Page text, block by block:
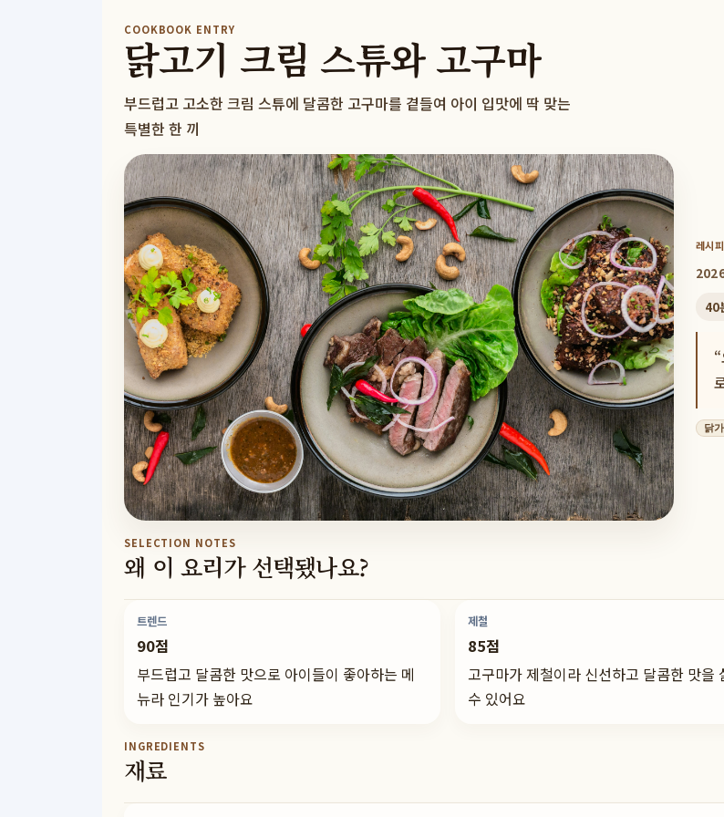
COOKBOOK ENTRY
닭고기 크림 스튜와 고구마
부드럽고 고소한 크림 스튜에 달콤한 고구마를 곁들여 아이 입맛에 딱 맞는
특별한 한 끼
레시
40
닭
SELECTION NOTES
왜 이 요리가 선택됐나요?
트렌드
90점
부드럽고 달콤한 맛으로 아이들이 좋아하는 메
뉴라 인기가 높아요
제철
85점
고구마가 제철이라 신선하고 달콤한 맛을
수 있어요
INGREDIENTS
재료